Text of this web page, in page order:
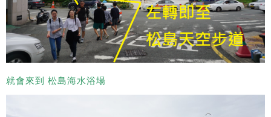
就會來到 松島海水浴場